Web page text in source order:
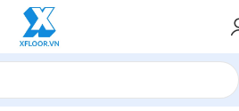
lót sàn nhà